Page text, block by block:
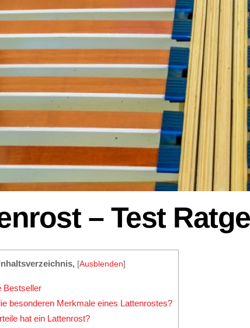
– Test
[Ausblenden]
Bestseller
besonderen Merkmale eines Lattenrostes?
hat ein Lattenrost?